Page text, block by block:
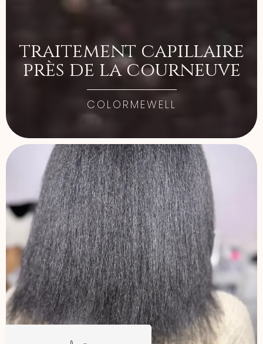
traitement capillaire
près de la courneuve
COLORMEWELL